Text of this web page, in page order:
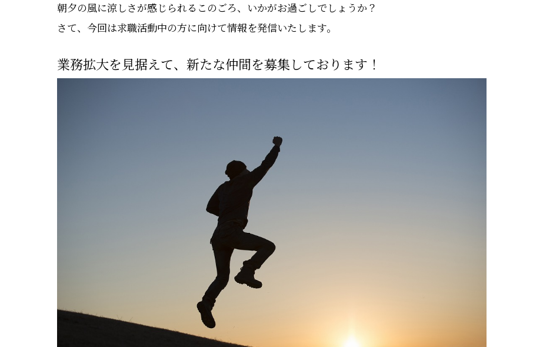
朝夕の風に涼しさが感じられるこのごろ、いかがお過ごしでしょうか？
さて、今回は求職活動中の方に向けて情報を発信いたします。
業務拡大を見据えて、新たな仲間を募集しております！